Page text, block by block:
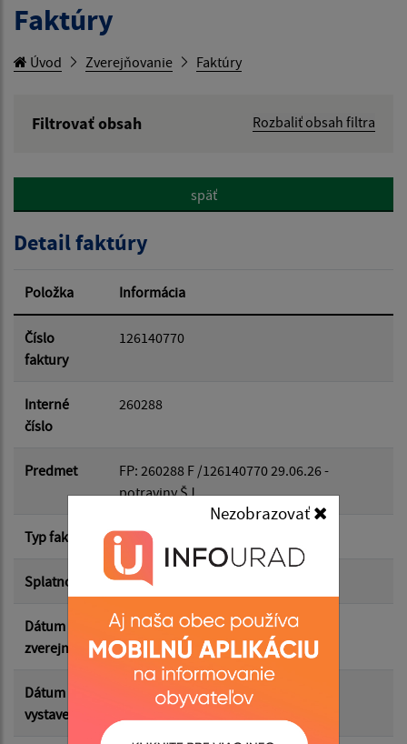
Nezobrazovať
Faktúry
Úvod Zverejňovanie Faktúry
Filtrovať obsah
Rozbaliť obsah filtra
Hľadať v:
Dátum od:
Dátum do:
Suma od:
späť
Detail faktúry
Položka Informácia
Číslo
faktury
126140770
Interné
číslo
260288
Predmet
FP: 260288 F /126140770 29.06.26 -
potraviny ŠJ
Typ faktúry dodávateľská
Splatnosť 25.06.2026
Dátum
zverejnenia
08.07.2026
Dátum
vystavenia
11.06.2026